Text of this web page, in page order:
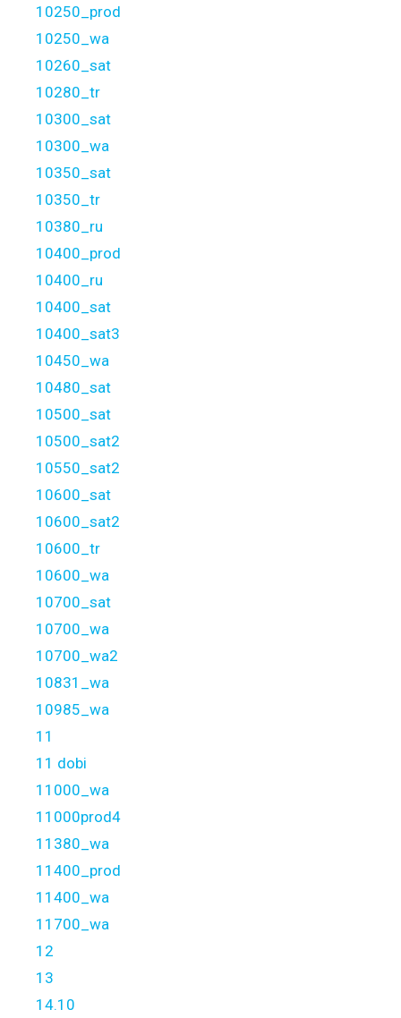
10250_prod
10250_wa
10260_sat
10280_tr
10300_sat
10300_wa
10350_sat
10350_tr
10380_ru
10400_prod
10400_ru
10400_sat
10400_sat3
10450_wa
10480_sat
10500_sat
10500_sat2
10550_sat2
10600_sat
10600_sat2
10600_tr
10600_wa
10700_sat
10700_wa
10700_wa2
10831_wa
10985_wa
11
11 dobi
11000_wa
11000prod4
11380_wa
11400_prod
11400_wa
11700_wa
12
13
14.10